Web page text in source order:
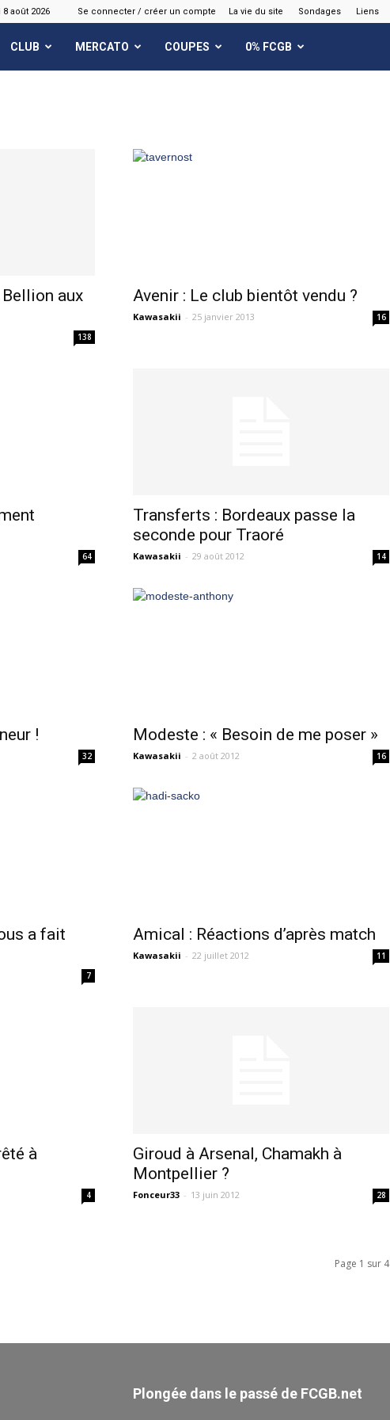
août 2026 Se connecter / créer un compte La vie du site Sondages Liens
CLUB MERCATO COUPES 0% FCGB
aux
138
Avenir : Le club bientôt vendu ?
Kawasakii - 25 janvier 2013 16
64
Transferts : Bordeaux passe la
seconde pour Traoré
Kawasakii - 29 août 2012 14
!
32
Modeste : « Besoin de me poser »
Kawasakii - 2 août 2012 16
a fait
7
Amical : Réactions d’après match
Kawasakii - 22 juillet 2012 11
à
4
Giroud à Arsenal, Chamakh à
Montpellier ?
Fonceur33 - 13 juin 2012 28
Page 1 sur 4
Plongée dans le passé de FCGB.net